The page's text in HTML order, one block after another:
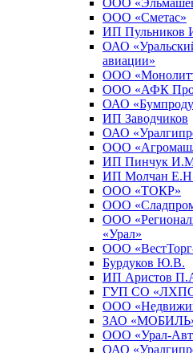
ООО
ООО «Сметас»
ИП Пульников
ОАО
авиации»
ООО
ООО «АФК
ОАО
ИП Заводчиков
ОАО
ООО
ИП Пинчук
ИП Молчан
ООО «ТОКР»
ООО
ООО
«Урал»
ООО
Бурдуков Ю.В.
ИП Аристов
ГУП СО
ООО
ЗАО
ООО «Урал-
ОАО